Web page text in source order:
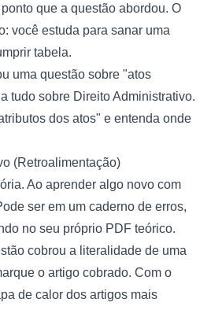
que a questão abordou. O
você estuda para sanar uma
tabela.
uma questão sobre "atos
tudo sobre Direito Administrativo.
dos atos" e entenda onde
(Retroalimentação)
Ao aprender algo novo com
ser em um caderno de erros,
no seu próprio PDF teórico.
cobrou a literalidade de uma
o artigo cobrado. Com o
de calor dos artigos mais